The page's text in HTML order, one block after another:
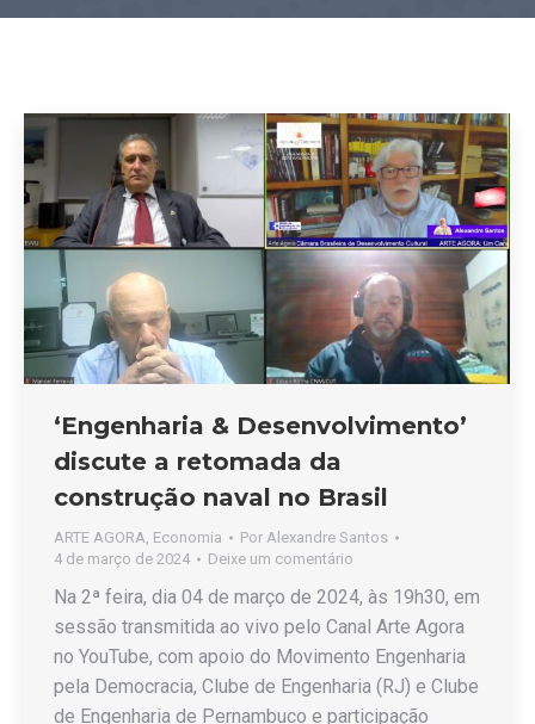
‘Engenharia & Desenvolvimento’
discute a retomada da
construção naval no Brasil
ARTE AGORA Economia Por Alexandre Santos
4 de março de 2024
Deixe um comentário
Na 2ª feira, dia 04 de março de 2024, às 19h30, em
sessão transmitida ao vivo pelo Canal Arte Agora
no YouTube, com apoio do Movimento Engenharia
pela Democracia, Clube de Engenharia (RJ) e Clube
de Engenharia de Pernambuco e participação